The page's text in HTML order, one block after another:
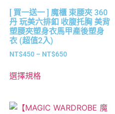
[ 買一送一 ] 魔櫃 束腰夾 360
丹 玩美六排釦 收腹托胸 美背
塑腰夾塑身衣馬甲產後塑身
衣 (超值2入)
NT$450 – NT$650
選擇規格